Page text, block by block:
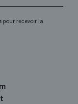
pour recevoir la